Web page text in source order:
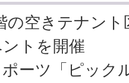
の空きテナン
トを開催
ーツ「ピック